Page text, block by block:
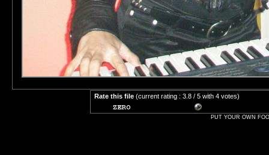
Rate this file (current rating : 3.8 / 5 with 4 votes)
PUT YOUR OWN